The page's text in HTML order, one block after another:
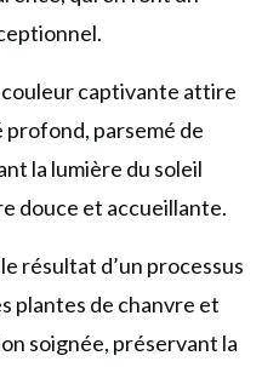
couleur captivante attire
profond, parsemé de
la lumière du soleil
douce et accueillante.
résultat d’un processus
plantes de chanvre et
soignée, préservant la